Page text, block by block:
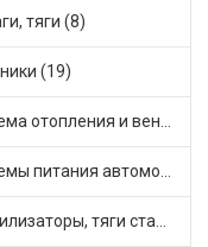
тяги (8)
(19)
Система отопления и вентиляции (24)
Системы питания автомобиля (7)
Стабилизаторы, тяги стабилизатора, стойки стабилиз (7)